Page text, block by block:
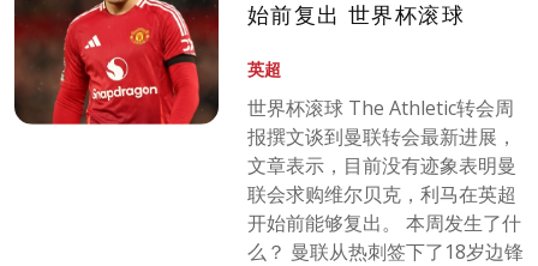
始前复出 世界杯滚球
英超
世界杯滚球 The Athletic转会周
报撰文谈到曼联转会最新进展，
文章表示，目前没有迹象表明曼
联会求购维尔贝克，利马在英超
开始前能够复出。 本周发生了什
么？ 曼联从热刺签下了18岁边锋